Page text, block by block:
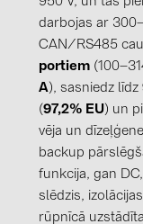
darbojas ar
CAN/RS485
portiem
A), sasniedz līdz
(97,2% EU) un
vēja un
backup
funkcija, gan
slēdzis,
rūpnīcā uzstādīta